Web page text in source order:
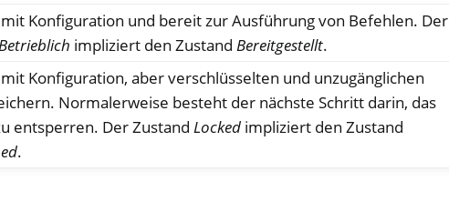
Konfiguration und bereit zur Ausführung von Befehlen. Der
impliziert den ZustandBereitgestellt.
Konfiguration, aber verschlüsselten und unzugänglichen
Normalerweise besteht der nächste Schritt darin, das
entsperren. Der ZustandLocked impliziert den Zustand
.